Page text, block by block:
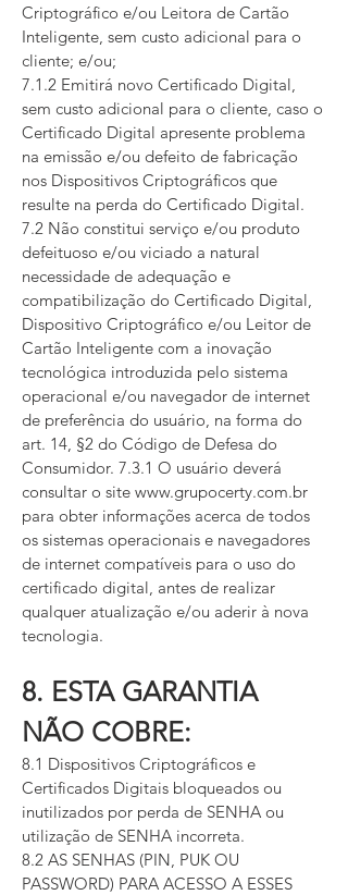
Criptográfico e/ou Leitora de Cartão
Inteligente, sem custo adicional para o
cliente; e/ou;
7.1.2 Emitirá novo Certificado Digital,
sem custo adicional para o cliente, caso o
Certificado Digital apresente problema
na emissão e/ou defeito de fabricação
nos Dispositivos Criptográficos que
resulte na perda do Certificado Digital.
7.2 Não constitui serviço e/ou produto
defeituoso e/ou viciado a natural
necessidade de adequação e
compatibilização do Certificado Digital,
Dispositivo Criptográfico e/ou Leitor de
Cartão Inteligente com a inovação
tecnológica introduzida pelo sistema
operacional e/ou navegador de internet
de preferência do usuário, na forma do
art. 14, §2 do Código de Defesa do
Consumidor. 7.3.1 O usuário deverá
consultar o site www.grupocerty.com.br
para obter informações acerca de todos
os sistemas operacionais e navegadores
de internet compatíveis para o uso do
certificado digital, antes de realizar
qualquer atualização e/ou aderir à nova
tecnologia.
8. ESTA GARANTIA
NÃO COBRE:
8.1 Dispositivos Criptográficos e
Certificados Digitais bloqueados ou
inutilizados por perda de SENHA ou
utilização de SENHA incorreta.
8.2 AS SENHAS (PIN, PUK OU
PASSWORD) PARA ACESSO A ESSES